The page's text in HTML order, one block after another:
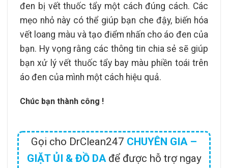
đen bị vết thuốc tẩy một cách đúng cách. Các
mẹo nhỏ này có thể giúp bạn che đậy, biến hóa
vết loang màu và tạo điểm nhấn cho áo đen của
bạn. Hy vọng rằng các thông tin chia sẻ sẽ giúp
bạn xử lý vết thuốc tẩy bay màu phiền toái trên
áo đen của mình một cách hiệu quả.
Chúc bạn thành công !
Gọi cho DrClean247 CHUYÊN GIA –
GIẶT ỦI & ĐỒ DAđể được hỗ trợ ngay